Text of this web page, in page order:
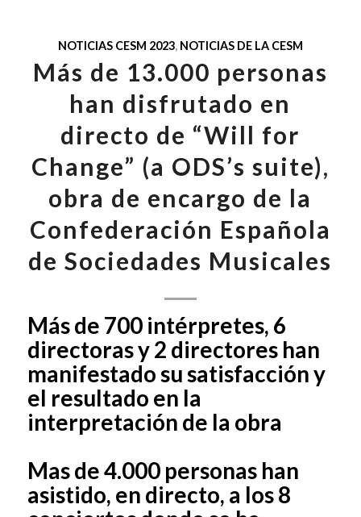
NOTICIAS CESM 2023, NOTICIAS DE LA CESM
Más de 13.000 personas
han disfrutado en
directo de “Will for
Change” (a ODS’s suite),
obra de encargo de la
Confederación Española
de Sociedades Musicales
Más de 700 intérpretes, 6
directoras y 2 directores han
manifestado su satisfacción y
el resultado en la
interpretación de la obra
Mas de 4.000 personas han
asistido, en directo, a los 8